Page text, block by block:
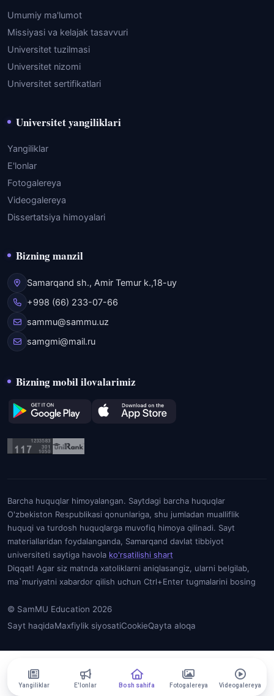
Umumiy ma'lumot
Missiyasi va kelajak tasavvuri
Universitet tuzilmasi
Universitet nizomi
Universitet sertifikatlari
Universitet yangiliklari
Yangiliklar
E'lonlar
Fotogalereya
Videogalereya
Dissertatsiya himoyalari
Bizning manzil
Samarqand sh., Amir Temur k.,18-uy
+998 (66) 233-07-66
sammu@sammu.uz
samgmi@mail.ru
Bizning mobil ilovalarimiz
Barcha huquqlar himoyalangan. Saytdagi barcha huquqlar
O'zbekiston Respublikasi qonunlariga, shu jumladan mualliflik
huquqi va turdosh huquqlarga muvofiq himoya qilinadi. Sayt
materiallaridan foydalanganda, Samarqand davlat tibbiyot
universiteti saytiga havola ko'rsatilishi shart
Diqqat! Agar siz matnda xatoliklarni aniqlasangiz, ularni belgilab,
ma`muriyatni xabardor qilish uchun Ctrl+Enter tugmalarini bosing
© SamMU Education 2026
Sayt haqidaMaxfiylik siyosatiCookieQayta aloqa
Yangiliklar E'lonlar Bosh sahifa Fotogalereya Videogalereya